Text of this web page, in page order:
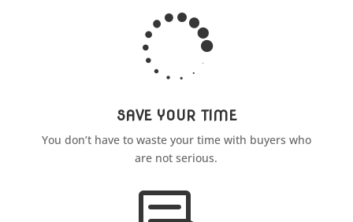

SAVE YOUR TIME
You don’t have to waste your time with buyers who
are not serious.